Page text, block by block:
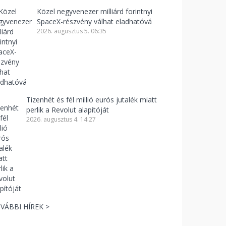
Közel negyvenezer milliárd forintnyi
SpaceX-részvény válhat eladhatóvá
2026. augusztus 5. 06:35
Tizenhét és fél millió eurós jutalék miatt
perlik a Revolut alapítóját
2026. augusztus 4. 14:27
HÍREK >